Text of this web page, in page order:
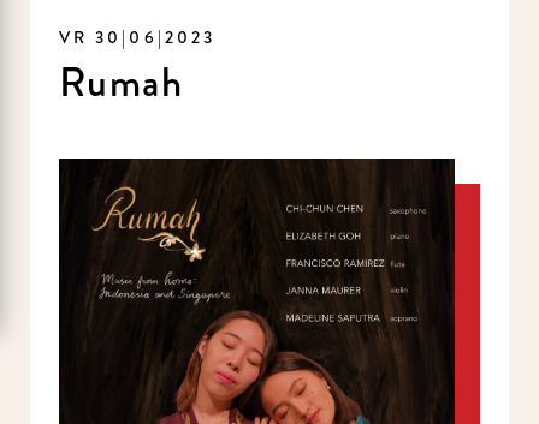
VR 30|06|2023
Rumah